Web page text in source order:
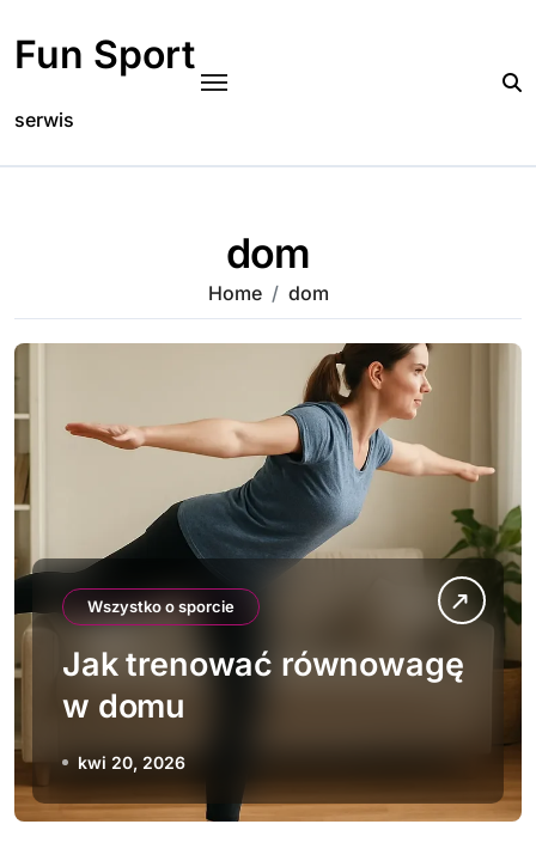
content
Fun Sport
serwis
dom
Home dom
Wszystko o sporcie
Jak trenować równowagę
w domu
kwi 20, 2026